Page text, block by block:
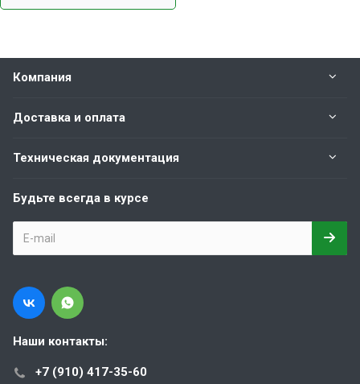
Компания
Доставка и оплата
Техническая документация
Будьте всегда в курсе
Наши контакты:
+7 (910) 417-35-60